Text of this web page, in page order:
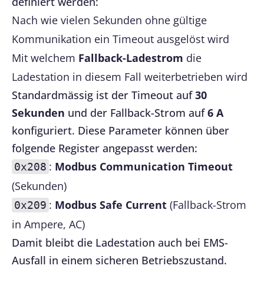
Nach wie vielen Sekunden ohne gültige
Kommunikation ein Timeout ausgelöst wird
Mit welchem Fallback-Ladestrom die
Ladestation in diesem Fall weiterbetrieben wird
Standardmässig ist der Timeout auf30
Sekunden und der Fallback-Strom auf6 A
konfiguriert. Diese Parameter können über
folgende Register angepasst werden:
0x208 : Modbus Communication Timeout
(Sekunden)
0x209 : Modbus Safe Current (Fallback-Strom
in Ampere, AC)
Damit bleibt die Ladestation auch bei EMS-
Ausfall in einem sicheren Betriebszustand.